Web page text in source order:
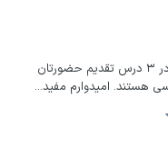
در این مجموعه تمامی وازگان انگلیسی یازدهم در ۳ درس تقدیم حضورتان
هستند. امیدوارم مفید...